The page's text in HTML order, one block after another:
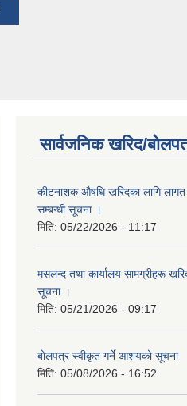
सार्वजनिक खरिद/
कीटनाशक औषधि खरिदका लागि
सम्बन्धी सूचना ।
मिति: 05/22/2026 - 11:17
मसलन्द तथा कार्यालय सामग्रीहरू
सूचना ।
मिति: 05/21/2026 - 09:17
बोलपत्र स्वीकृत गर्ने आशयको सूचना
मिति: 05/08/2026 - 16:52